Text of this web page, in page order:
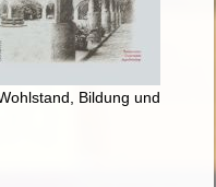
TT-PTT Bildung und